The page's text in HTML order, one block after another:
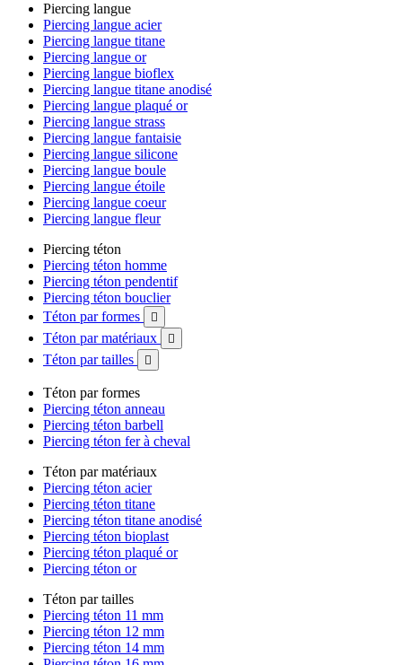
Piercing langue
Piercing langue acier
Piercing langue titane
Piercing langue or
Piercing langue bioflex
Piercing langue titane anodisé
Piercing langue plaqué or
Piercing langue strass
Piercing langue fantaisie
Piercing langue silicone
Piercing langue boule
Piercing langue étoile
Piercing langue coeur
Piercing langue fleur
Piercing téton
Piercing téton homme
Piercing téton pendentif
Piercing téton bouclier
Téton par formes

Téton par matériaux 
Téton par tailles 
Téton par formes
Piercing téton anneau
Piercing téton barbell
Piercing téton fer à cheval
Téton par matériaux
Piercing téton acier
Piercing téton titane
Piercing téton titane anodisé
Piercing téton bioplast
Piercing téton plaqué or
Piercing téton or
Téton par tailles
Piercing téton 11 mm
Piercing téton 12 mm
Piercing téton 14 mm